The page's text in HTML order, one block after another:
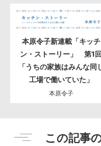
本原令子新連載「キッチ
ン・ストーリー」 第1回
「うちの家族はみんな同
工場で働いていた」
本原令子
この記事